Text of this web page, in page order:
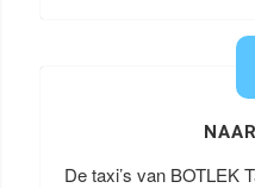
De taxi’s van BOTLEK